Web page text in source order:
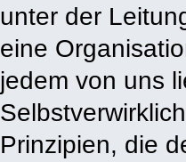
unter der
eine
jedem von uns
Prinzipien, die